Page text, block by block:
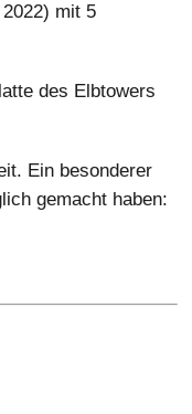
mit 5
des Elbtowers
Ein besonderer
gemacht haben: